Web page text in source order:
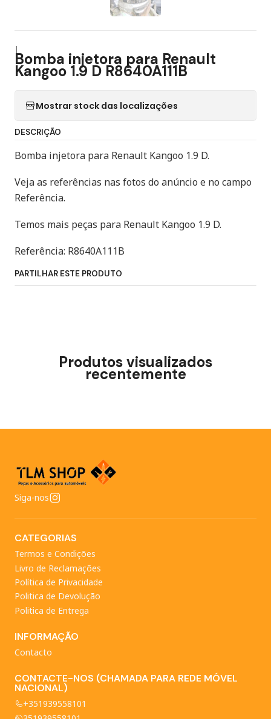
|
Bomba injetora para Renault
Kangoo 1.9 D R8640A111B
Mostrar stock das localizações
DESCRIÇÃO
Bomba injetora para Renault Kangoo 1.9 D.
Veja as referências nas fotos do anúncio e no campo
Referência.
Temos mais peças para Renault Kangoo 1.9 D.
Referência: R8640A111B
PARTILHAR ESTE PRODUTO
Produtos visualizados
recentemente
Siga-nos
CATEGORIAS
Termos e Condições
Livro de Reclamações
Política de Privacidade
Politica de Devolução
Politica de Entrega
INFORMAÇÃO
Contacto
CONTACTE-NOS (CHAMADA PARA REDE MÓVEL
NACIONAL)
+351939558101